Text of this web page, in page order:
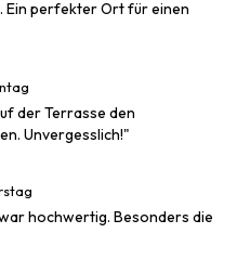
Ein perfekter Ort für einen
der Terrasse den
Unvergesslich!"
hochwertig. Besonders die